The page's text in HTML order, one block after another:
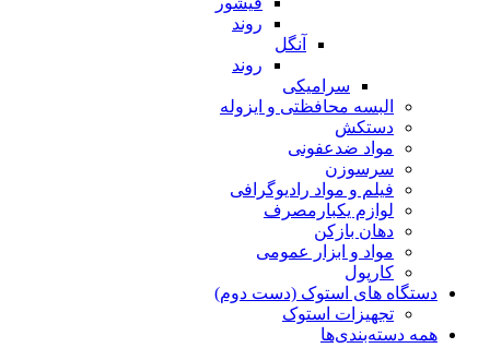
روند
آنگل
روند
سرامیکی
البسه محافظتی و ایزوله
دستکش
مواد ضدعفونی
سرسوزن
فیلم و مواد رادیوگرافی
لوازم یکبارمصرف
دهان بازکن
مواد و ابزار عمومی
کارپول
دستگاه های استوک (دست دوم)
تجهیزات استوک
همه دسته‌بندی‌ها